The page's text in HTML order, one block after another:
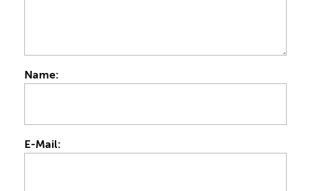
Name:
E-Mail: